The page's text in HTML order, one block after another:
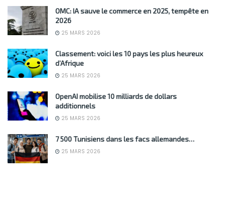
OMC: IA sauve le commerce en 2025, tempête en
2026
25 MARS 2026
Classement: voici les 10 pays les plus heureux
d’Afrique
25 MARS 2026
OpenAI mobilise 10 milliards de dollars
additionnels
25 MARS 2026
7 500 Tunisiens dans les facs allemandes…
25 MARS 2026